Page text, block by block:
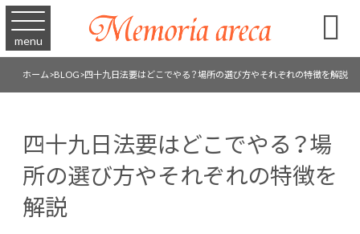
menu 
ホーム>BLOG>四十九日法要はどこでやる？場所の選び方やそれぞれの特徴を解説
四十九日法要はどこでやる？場
所の選び方やそれぞれの特徴を
解説